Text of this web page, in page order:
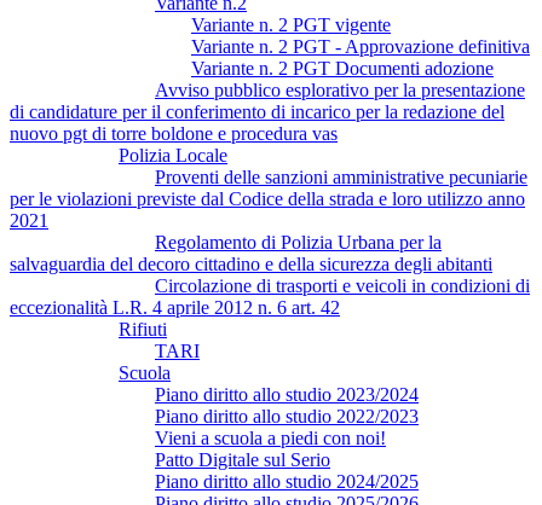
Variante n. 2 PGT vigente
Variante n. 2 PGT - Approvazione definitiva
Variante n. 2 PGT Documenti adozione
Avviso pubblico esplorativo per la presentazione
di candidature per il conferimento di incarico per la redazione del
nuovo pgt di torre boldone e procedura vas
Polizia Locale
Proventi delle sanzioni amministrative pecuniarie
per le violazioni previste dal Codice della strada e loro utilizzo anno
2021
Regolamento di Polizia Urbana per la
salvaguardia del decoro cittadino e della sicurezza degli abitanti
Circolazione di trasporti e veicoli in condizioni di
eccezionalità L.R. 4 aprile 2012 n. 6 art. 42
Rifiuti
TARI
Scuola
Piano diritto allo studio 2023/2024
Piano diritto allo studio 2022/2023
Vieni a scuola a piedi con noi!
Patto Digitale sul Serio
Piano diritto allo studio 2024/2025